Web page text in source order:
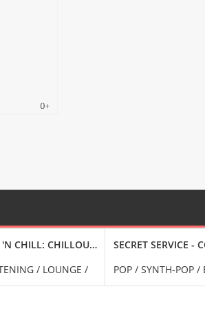
2023) FLAC
CHILL: CHILLOUT YOUR MIND
/ LOUNGE /
SECRET SERVICE -
POP / SYNTH-POP /